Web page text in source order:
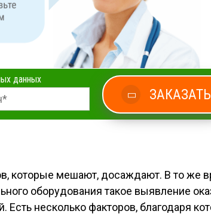
данных
ЗАКАЗАТЬ
которые мешают, досаждают. В то же
оборудования такое выявление
Есть несколько факторов, благодаря